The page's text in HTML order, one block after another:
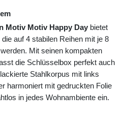
Motiv Motiv Happy Day bietet
auf 4 stabilen Reihen mit je 8
Mit seinen kompakten
die Schlüsselbox perfekt auch
Stahlkorpus mit links
harmoniert mit gedruckten Folie
in jedes Wohnambiente ein.